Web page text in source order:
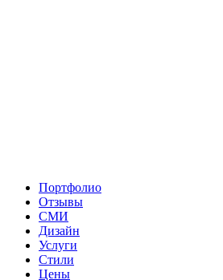
Портфолио
Отзывы
СМИ
Дизайн
Услуги
Стили
Цены